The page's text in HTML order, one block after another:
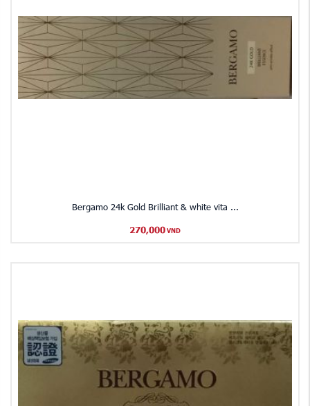
Bergamo 24k Gold Brilliant & white vita ...
270,000 VND